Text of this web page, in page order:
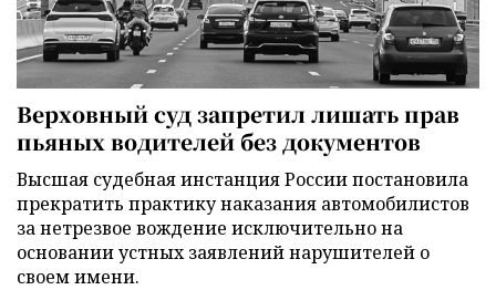
Верховный суд запретил лишать прав
пьяных водителей без документов
Высшая судебная инстанция России постановила
прекратить практику наказания автомобилистов
за нетрезвое вождение исключительно на
основании устных заявлений нарушителей о
своем имени.